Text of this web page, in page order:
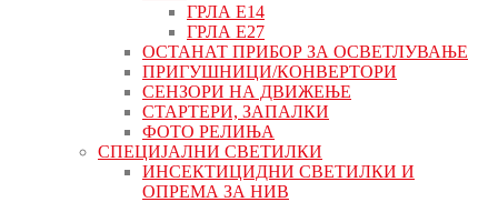
ГРЛА Е14
ГРЛА Е27
ОСТАНАТ ПРИБОР ЗА ОСВЕТЛУВАЊЕ
ПРИГУШНИЦИ/КОНВЕРТОРИ
СЕНЗОРИ НА ДВИЖЕЊЕ
СТАРТЕРИ, ЗАПАЛКИ
ФОТО РЕЛИЊА
СПЕЦИЈАЛНИ СВЕТИЛКИ
ИНСЕКТИЦИДНИ СВЕТИЛКИ И
ОПРЕМА ЗА НИВ